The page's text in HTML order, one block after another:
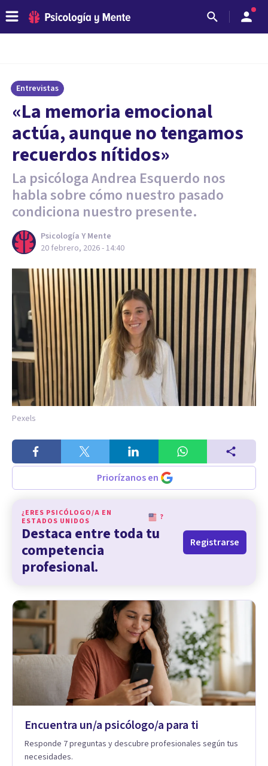
Entrevistas
«La memoria emocional
actúa, aunque no tengamos
recuerdos nítidos»
La psicóloga Andrea Esquerdo nos
habla sobre cómo nuestro pasado
condiciona nuestro presente.
Psicología Y Mente
20 febrero, 2026 - 14:40
Pexels
Priorízanos en
¿ERES PSICÓLOGO/A EN
ESTADOS UNIDOS
?
Destaca entre toda tu
competencia
profesional.
Registrarse
Encuentra un/a psicólogo/a para ti
Responde 7 preguntas y descubre profesionales según tus
necesidades.